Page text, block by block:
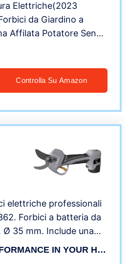
Elettriche(2023
da Giardino a
Affilata Potatore Senza
Taglio 25mm
Controlla Su Amazon
elettriche professionali
Forbici a batteria da
Ø 35 mm. Include una
3 batterie eKAMIKAZE PERFORMANCE IN YOUR HANDS